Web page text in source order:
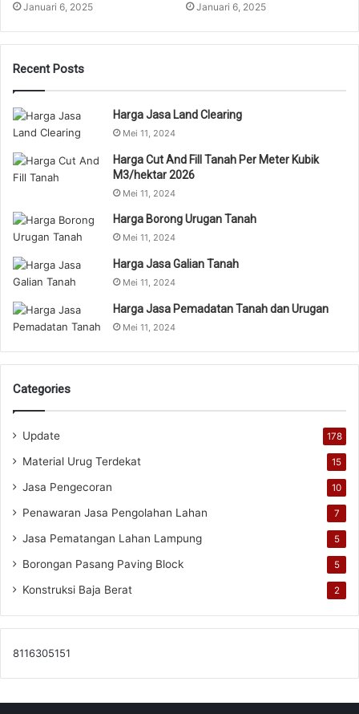
Januari 6, 2025 Januari 6, 2025
Recent Posts
Harga Jasa Land Clearing
Mei 11, 2024
Harga Cut And Fill Tanah Per Meter Kubik
M3/hektar 2026
Mei 11, 2024
Harga Borong Urugan Tanah
Mei 11, 2024
Harga Jasa Galian Tanah
Mei 11, 2024
Harga Jasa Pemadatan Tanah dan Urugan
Mei 11, 2024
Categories
Update 178
Material Urug Terdekat 15
Jasa Pengecoran 10
Penawaran Jasa Pengolahan Lahan 7
Jasa Pematangan Lahan Lampung 5
Borongan Pasang Paving Block 5
Konstruksi Baja Berat 2
8116305151